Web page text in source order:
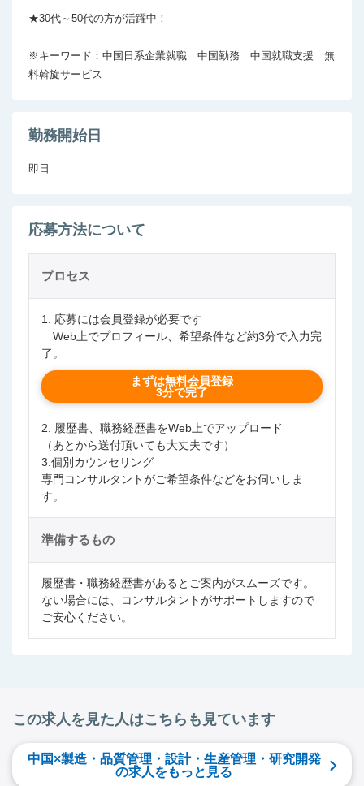
★30代～50代の方が活躍中！
※キーワード：中国日系企業就職　中国勤務　中国就職支援　無
料斡旋サービス
勤務開始日
即日
応募方法について
プロセス
1. 応募には会員登録が必要です
Web上でプロフィール、希望条件など約3分で入力完
了。
まずは無料会員登録
3分で完了
2. 履歴書、職務経歴書をWeb上でアップロード
（あとから送付頂いても大丈夫です）
3.個別カウンセリング
専門コンサルタントがご希望条件などをお伺いしま
す。
準備するもの
履歴書・職務経歴書があるとご案内がスムーズです。
ない場合には、コンサルタントがサポートしますので
ご安心ください。
この求人を見た人はこちらも見ています
中国×製造・品質管理・設計・生産管理・研究開発
の求人をもっと見る